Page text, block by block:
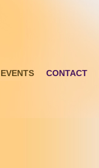
EVENTS CONTACT